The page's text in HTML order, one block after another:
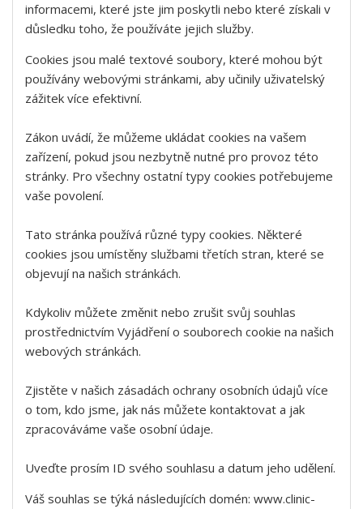
informacemi, které jste jim poskytli nebo které získali v
důsledku toho, že používáte jejich služby.
Cookies jsou malé textové soubory, které mohou být
používány webovými stránkami, aby učinily uživatelský
zážitek více efektivní.
Zákon uvádí, že můžeme ukládat cookies na vašem
zařízení, pokud jsou nezbytně nutné pro provoz této
stránky. Pro všechny ostatní typy cookies potřebujeme
vaše povolení.
Tato stránka používá různé typy cookies. Některé
cookies jsou umístěny službami třetích stran, které se
objevují na našich stránkách.
Kdykoliv můžete změnit nebo zrušit svůj souhlas
prostřednictvím Vyjádření o souborech cookie na našich
webových stránkách.
Zjistěte v našich zásadách ochrany osobních údajů více
o tom, kdo jsme, jak nás můžete kontaktovat a jak
zpracováváme vaše osobní údaje.
Uveďte prosím ID svého souhlasu a datum jeho udělení.
Váš souhlas se týká následujících domén: www.clinic-